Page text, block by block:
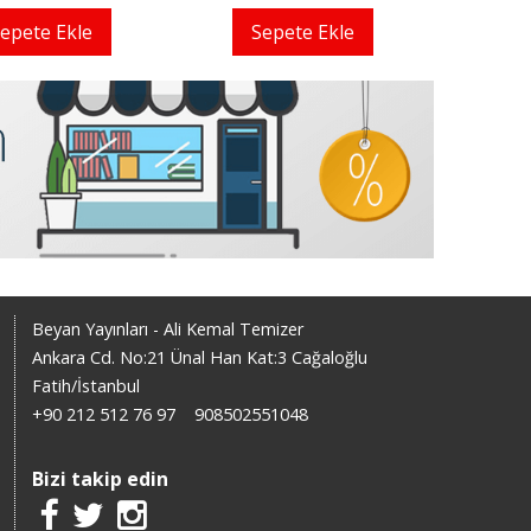
140,00 98
Sepete Ekle
250,00
Sepete Ekle
Ekle
Sepete Ekle
Beyan Yayınları - Ali Kemal Temizer
Ankara Cd. No:21 Ünal Han Kat:3 Cağaloğlu
Fatih/İstanbul
+90 212 512 76 97
908502551048
Bizi takip edin